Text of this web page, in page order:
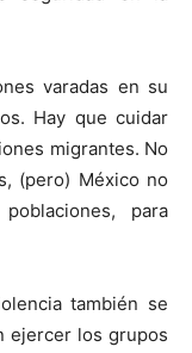
varadas en su
Hay que cuidar
migrantes. No
(pero) México no
para
también se
ejercer los grupos